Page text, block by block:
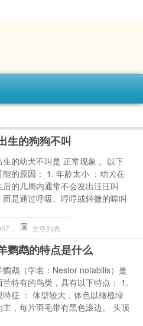
生的狗狗不叫
生的幼犬不叫是 正常现象 。以下
能的原因： 1. 年龄太小 ：幼犬在
后的几周内通常不会发出汪汪叫
而是通过呼吸、哼哼或轻微的嗥叫
文章列表
鹦鹉的特点是什么
鹦鹉（学名：Nestor notabilis）是
兰特有的鸟类，具有以下特点： 1.
特征 ： 体型较大，体色以橄榄绿
主，每片羽毛带有黑色滚边。 头顶